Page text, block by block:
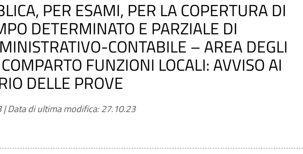
PER ESAMI, PER LA COPERTURA DI
DETERMINATO E PARZIALE DI
CONTABILE – AREA DEGLI
FUNZIONI LOCALI: AVVISO AI
DELLE PROVE
|Data di ultima modifica: 27.10.23